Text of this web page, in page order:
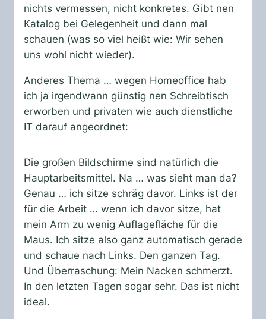
nichts vermessen, nicht konkretes. Gibt nen
Katalog bei Gelegenheit und dann mal
schauen (was so viel heißt wie: Wir sehen
uns wohl nicht wieder).
Anderes Thema … wegen Homeoffice hab
ich ja irgendwann günstig nen Schreibtisch
erworben und privaten wie auch dienstliche
IT darauf angeordnet:
Die großen Bildschirme sind natürlich die
Hauptarbeitsmittel. Na … was sieht man da?
Genau … ich sitze schräg davor. Links ist der
für die Arbeit … wenn ich davor sitze, hat
mein Arm zu wenig Auflagefläche für die
Maus. Ich sitze also ganz automatisch gerade
und schaue nach Links. Den ganzen Tag.
Und Überraschung: Mein Nacken schmerzt.
In den letzten Tagen sogar sehr. Das ist nicht
ideal.